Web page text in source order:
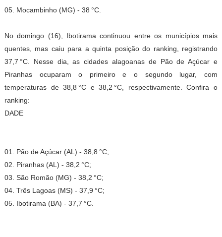
05. Mocambinho (MG) - 38 °C.
No domingo (16), Ibotirama continuou entre os municípios mais
quentes, mas caiu para a quinta posição do ranking, registrando
37,7 °C. Nesse dia, as cidades alagoanas de Pão de Açúcar e
Piranhas ocuparam o primeiro e o segundo lugar, com
temperaturas de 38,8 °C e 38,2 °C, respectivamente. Confira o
ranking:
DADE
01. Pão de Açúcar (AL) - 38,8 °C;
02. Piranhas (AL) - 38,2 °C;
03. São Romão (MG) - 38,2 °C;
04. Três Lagoas (MS) - 37,9 °C;
05. Ibotirama (BA) - 37,7 °C.